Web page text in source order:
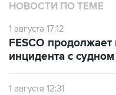
НОВОСТИ ПО ТЕМЕ
1 августа 17:12
FESCO
инцидента с
1 августа 12:31